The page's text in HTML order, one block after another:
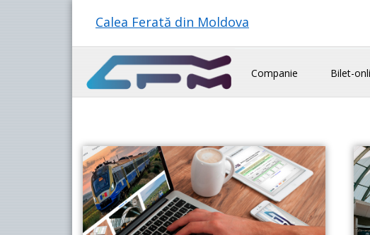
Calea Ferată din Moldova
Companie Bilet-